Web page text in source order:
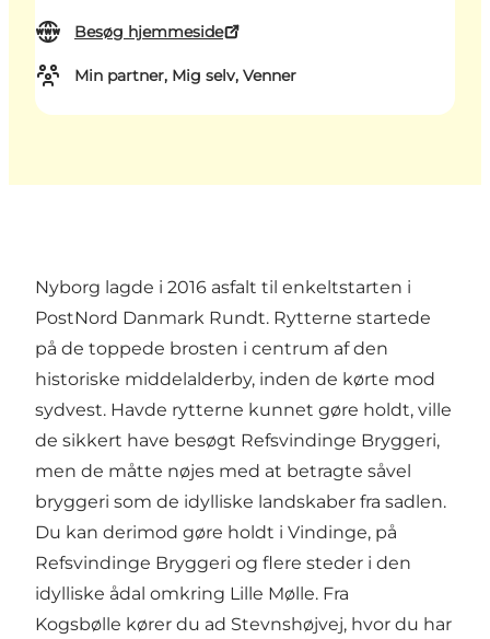
Besøg hjemmeside
Min partner, Mig selv, Venner
Nyborg lagde i 2016 asfalt til enkeltstarten i
PostNord Danmark Rundt. Rytterne startede
på de toppede brosten i centrum af den
historiske middelalderby, inden de kørte mod
sydvest. Havde rytterne kunnet gøre holdt, ville
de sikkert have besøgt Refsvindinge Bryggeri,
men de måtte nøjes med at betragte såvel
bryggeri som de idylliske landskaber fra sadlen.
Du kan derimod gøre holdt i Vindinge, på
Refsvindinge Bryggeri og flere steder i den
idylliske ådal omkring Lille Mølle. Fra
Kogsbølle kører du ad Stevnshøjvej, hvor du har